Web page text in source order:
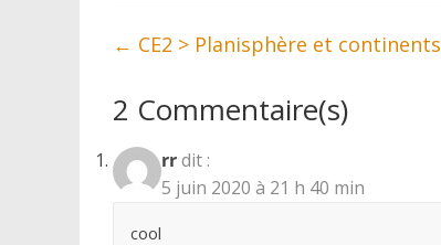
b
o
t
r
a
e
← CE2 > Planisphère et continents
2 Commentaire(s)
rrdit :
5 juin 2020 à 21 h 40 min
cool